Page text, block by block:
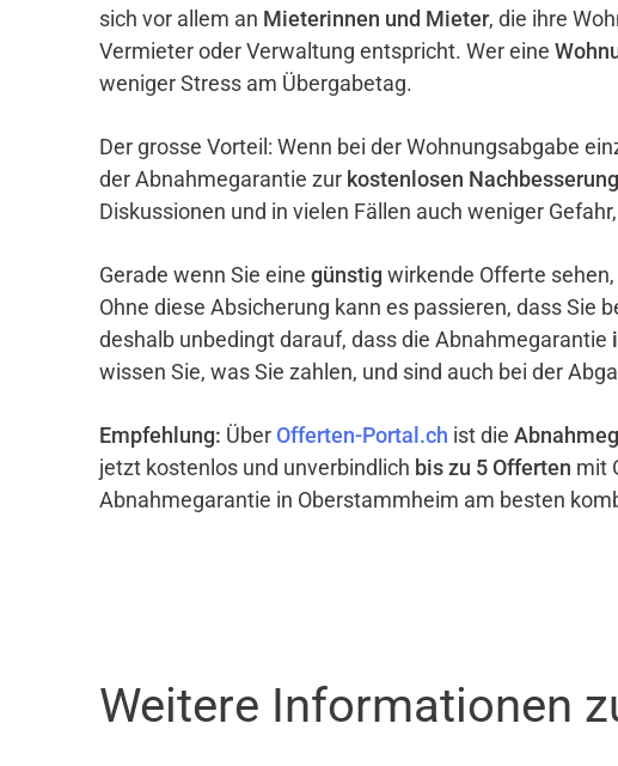
sich vor allem an Mieterinnen und Mieter, die ihre
Vermieter oder Verwaltung entspricht. Wer eine
weniger Stress am Übergabetag.
Der grosse Vorteil: Wenn bei der Wohnungsabgabe
der Abnahmegarantie zur kostenlosen Nachbesserung
Diskussionen und in vielen Fällen auch weniger
Gerade wenn Sie eine günstig wirkende Offerte
Ohne diese Absicherung kann es passieren, dass
deshalb unbedingt darauf, dass die Abnahmegarantie
wissen Sie, was Sie zahlen, und sind auch bei der
Empfehlung: Über Offerten-Portal.ch ist die
jetzt kostenlos und unverbindlich bis zu 5 Offerten mit
Abnahmegarantie in Oberstammheim am besten
Weitere Informationen